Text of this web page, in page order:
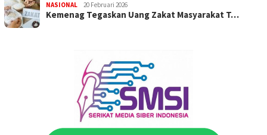
NASIONAL 20 Februari 2026
Kemenag Tegaskan Uang Zakat Masyarakat T…